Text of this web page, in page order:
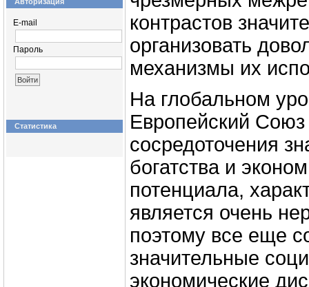
E-mail
Пароль
Статистика
контрастов
организовать
механизмы их
На глобальном
Европейский
сосредоточения
богатства и
потенциала,
является очень
поэтому все еще
значительные
экономические